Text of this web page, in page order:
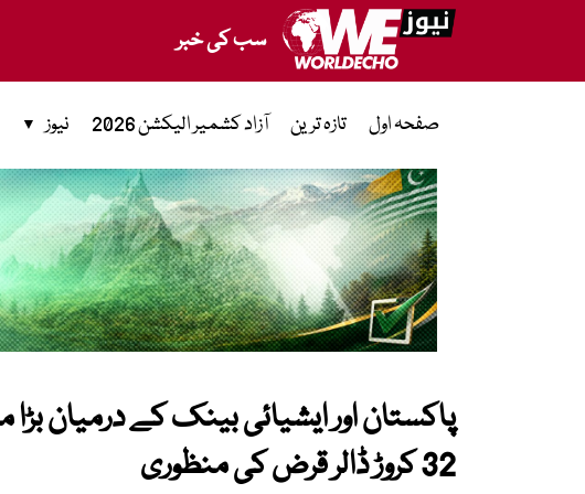
سب کی خبر
صفحہ اول تازہ ترین آزاد کشمیر الیکشن 2026 نیوز
32 کروڑ ڈالر قرض کی منظوری